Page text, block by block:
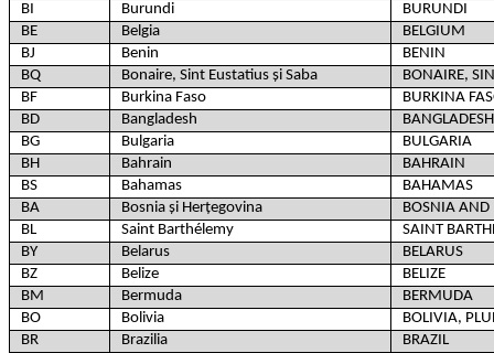
BI
Burundi
BURUNDI
BE
Belgia
BELGIUM
BJ
Benin
BENIN
BQ
Bonaire, Sint Eustatius și Saba
BONAIRE,
BF
Burkina Faso
BURKINA
BD
Bangladesh
BANGLADESH
BG
Bulgaria
BULGARIA
BH
Bahrain
BAHRAIN
BS
Bahamas
BAHAMAS
BA
Bosnia și Herțegovina
BOSNIA AND
BL
Saint Barthélemy
SAINT
BY
Belarus
BELARUS
BZ
Belize
BELIZE
BM
Bermuda
BERMUDA
BO
Bolivia
BOLIVIA,
BR
Brazilia
BRAZIL